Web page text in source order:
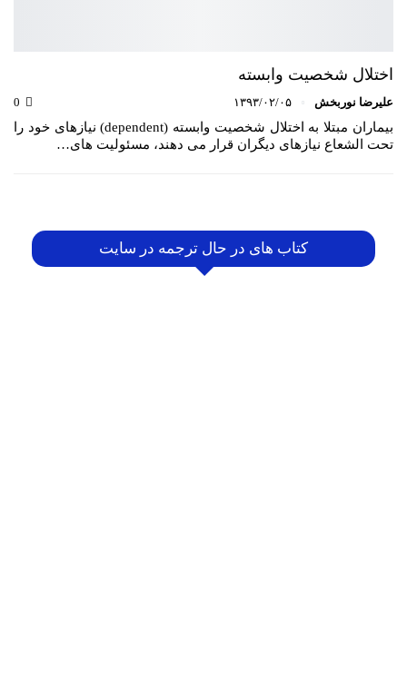
اختلال شخصیت وابسته
علیرضا نوربخش ۱۳۹۳/۰۲/۰۵
بیماران مبتلا به اختلال شخصیت وابسته (dependent) نیازهای خود را
تحت الشعاع نیازهای دیگران قرار می دهند، مسئولیت های…
کتاب های در حال ترجمه در سایت